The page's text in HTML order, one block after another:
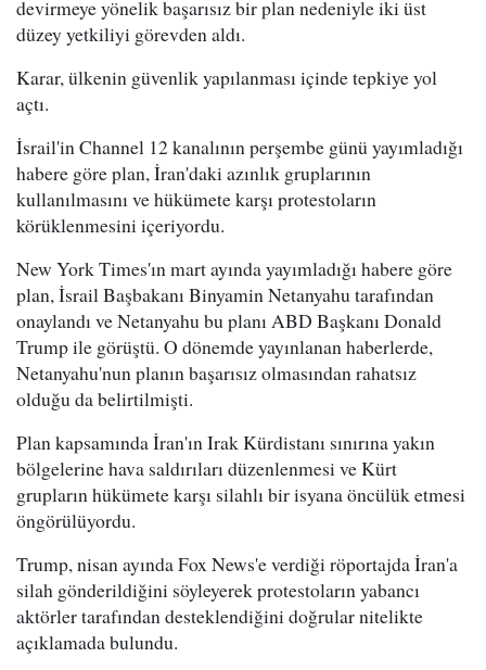
devirmeye yönelik başarısız bir plan nedeniyle iki üst
düzey yetkiliyi görevden aldı.
Karar, ülkenin güvenlik yapılanması içinde tepkiye yol
açtı.
İsrail'in Channel 12 kanalının perşembe günü yayımladığı
habere göre plan, İran'daki azınlık gruplarının
kullanılmasını ve hükümete karşı protestoların
körüklenmesini içeriyordu.
New York Times'ın mart ayında yayımladığı habere göre
plan, İsrail Başbakanı Binyamin Netanyahu tarafından
onaylandı ve Netanyahu bu planı ABD Başkanı Donald
Trump ile görüştü. O dönemde yayınlanan haberlerde,
Netanyahu'nun planın başarısız olmasından rahatsız
olduğu da belirtilmişti.
Plan kapsamında İran'ın Irak Kürdistanı sınırına yakın
bölgelerine hava saldırıları düzenlenmesi ve Kürt
grupların hükümete karşı silahlı bir isyana öncülük etmesi
öngörülüyordu.
Trump, nisan ayında Fox News'e verdiği röportajda İran'a
silah gönderildiğini söyleyerek protestoların yabancı
aktörler tarafından desteklendiğini doğrular nitelikte
açıklamada bulundu.